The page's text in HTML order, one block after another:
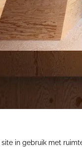
in gebruik met